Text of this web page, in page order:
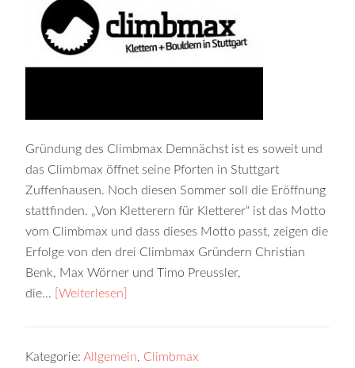
Gründung des Climbmax Demnächst ist es soweit und
das Climbmax öffnet seine Pforten in Stuttgart
Zuffenhausen. Noch diesen Sommer soll die Eröffnung
stattfinden. „Von Kletterern für Kletterer“ ist das Motto
vom Climbmax und dass dieses Motto passt, zeigen die
Erfolge von den drei Climbmax Gründern Christian
Benk, Max Wörner und Timo Preussler,
die…
[Weiterlesen]
Kategorie:Allgemein, Climbmax